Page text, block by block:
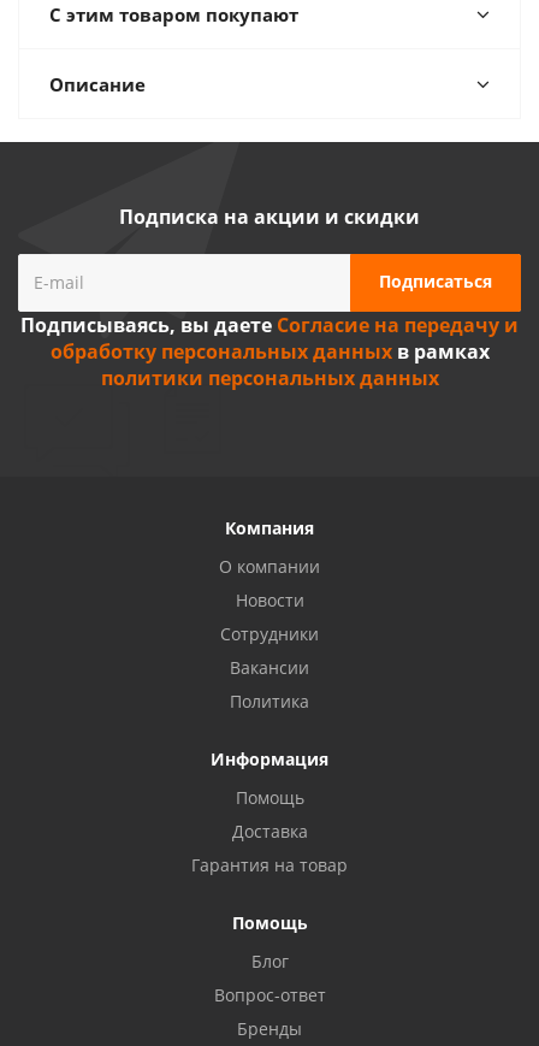
С этим товаром покупают
Описание
Подписка на акции и скидки
Подписываясь, вы даете Согласие на передачу и
обработку персональных данныхв рамках
политики персональных данных
Компания
О компании
Новости
Сотрудники
Вакансии
Политика
Информация
Помощь
Доставка
Гарантия на товар
Помощь
Блог
Вопрос-ответ
Бренды